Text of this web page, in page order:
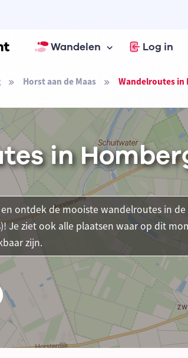
Wandelen Log in
Horst aan de Maas Wandelroutes in
in
ontdek de mooiste wandelroutes in
Je ziet ook alle plaatsen waar op dit
zijn.